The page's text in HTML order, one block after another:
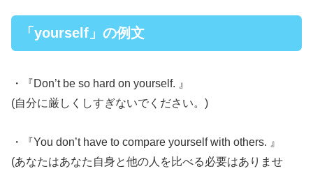
「yourself」の例文
・『Don’t be so hard on yourself. 』
(自分に厳しくしすぎないでください。)
・『You don’t have to compare yourself with others. 』
(あなたはあなた自身と他の人を比べる必要はありませ